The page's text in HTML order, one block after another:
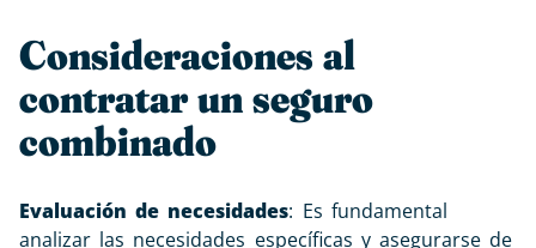
Consideraciones al
contratar un seguro
combinado
Evaluación de necesidades: Es fundamental
analizar las necesidades específicas y asegurarse de